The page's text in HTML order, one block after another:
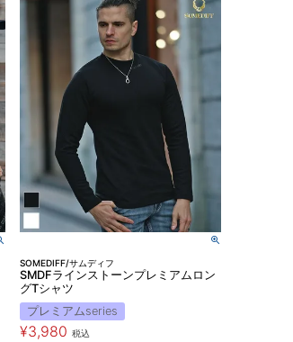
SOMEDIFF/サムディフ
SMDFラインストーンプレミアムロン
グTシャツ
プレミアムseries
¥3,980 税込